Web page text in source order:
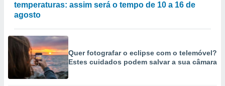
temperaturas: assim será o tempo de 10 a 16 de
agosto
Quer fotografar o eclipse com o telemóvel?
Estes cuidados podem salvar a sua câmara